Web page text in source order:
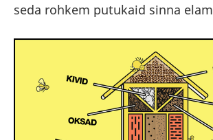
seda rohkem putukaid sinna